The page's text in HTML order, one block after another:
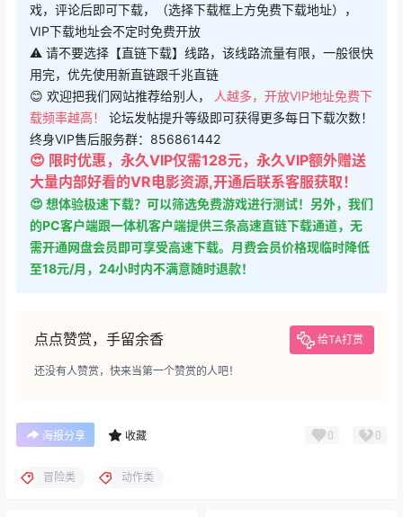
载频率越高！论坛发帖提升等级即可获得更多每日下载次数！
终身VIP售后服务群：856861442
😍 限时优惠，永久VIP仅需128元，永久VIP额外赠送
大量内部好看的VR电影资源,开通后联系客服获取！
😍 想体验极速下载？可以筛选免费游戏进行测试！另外，我们
的PC客户端跟一体机客户端提供三条高速直链下载通道，无
需开通网盘会员即可享受高速下载。月费会员价格现临时降低
至18元/月，24小时内不满意随时退款！
点点赞赏，手留余香 给TA打赏
还没有人赞赏，快来当第一个赞赏的人吧！
0
冒险类 动作类
《史莱姆实验室》Slime Lab
2026-3-25 19:27:15
《大型猫科动物》Big Cat